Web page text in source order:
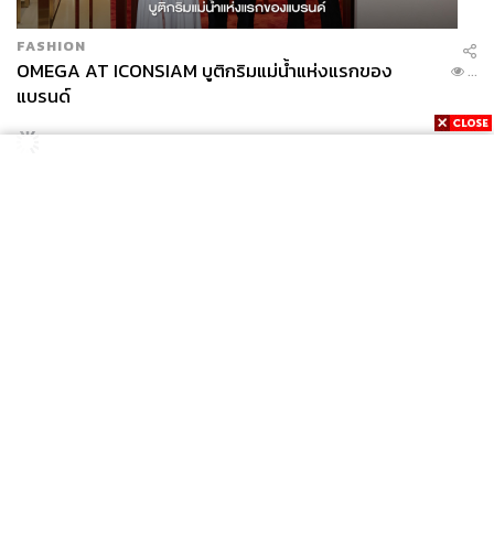
FASHION
OMEGA AT ICONSIAM บูติกริมแม่น้ำแห่งแรกของ
แบรนด์
...